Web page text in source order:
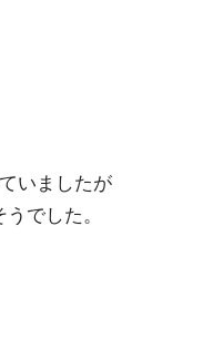
いましたが
でした。